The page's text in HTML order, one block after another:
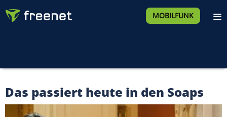
MOBILFUNK
Das passiert heute in den Soaps